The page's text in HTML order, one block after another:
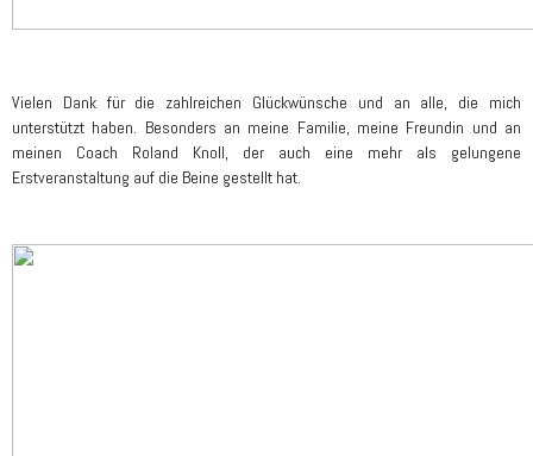
Vielen Dank für die zahlreichen Glückwünsche und an alle, die mich
unterstützt haben. Besonders an meine Familie, meine Freundin und an
meinen Coach Roland Knoll, der auch eine mehr als gelungene
Erstveranstaltung auf die Beine gestellt hat.